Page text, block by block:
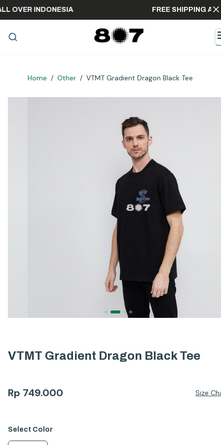
ALL OVER INDONESIA FREE
Home / Other / VTMT Gradient Dragon Black Tee
VTMT Gradient Dragon Black Tee
Rp 749.000 Size
Select Color